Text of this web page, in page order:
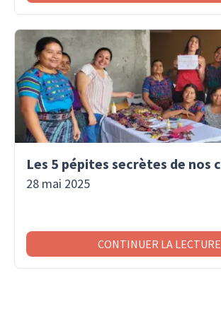
28 mai 2025
CONTINUER LA LECTURE